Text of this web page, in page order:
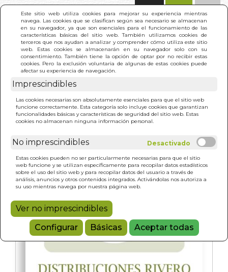
Este sitio web utiliza cookies para mejorar su experiencia mientras
navega. Las cookies que se clasifican según sea necesario se almacenan
en su navegador, ya que son esenciales para el funcionamiento de las
características básicas del sitio web. También utilizamos cookies de
terceros que nos ayudan a analizar y comprender cómo utiliza este sitio
web. Estas cookies se almacenarán en su navegador solo con su
consentimiento. También tiene la opción de optar por no recibir estas
cookies. Pero la exclusión voluntaria de algunas de estas cookies puede
afectar su experiencia de navegación.
Imprescindibles
Las cookies necesarias son absolutamente esenciales para que el sitio web
funcione correctamente. Esta categoría solo incluye cookies que garantizan
funcionalidades básicas y características de seguridad del sitio web. Estas
cookies no almacenan ninguna información personal.
No imprescindibles
Estas cookies pueden no ser particularmente necesarias para que el sitio
web funcione y se utilizan específicamente para recopilar datos estadísticos
sobre el uso del sitio web y para recopilar datos del usuario a través de
análisis, anuncios y otros contenidos integrados. Activándolas nos autoriza a
su uso mientras navega por nuestra página web.
Ver no imprescindibles
Configurar
Básicas Aceptar todas
INICIO > TEXTOS PRESOCRATICOS